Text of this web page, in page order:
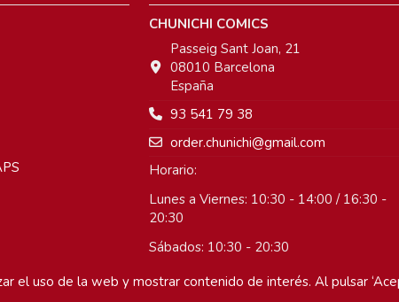
CHUNICHI COMICS
Passeig Sant Joan, 21
08010 Barcelona
España
93 541 79 38
order.chunichi@gmail.com
Horario:
Lunes a Viernes: 10:30 - 14:00 / 16:30 -
20:30
Sábados: 10:30 - 20:30
Domingos: Cerrado
el uso de la web y mostrar contenido de interés. Al pulsar